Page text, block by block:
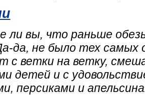
ли вы, что раньше
да, не было тех самых
с ветки на ветку,
детей и с
персиками и